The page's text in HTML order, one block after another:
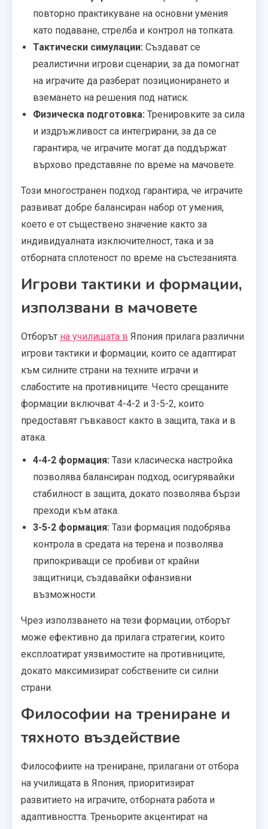
повторно практикуване на основни умения
като подаване, стрелба и контрол на топката.
Тактически симулации: Създават се
реалистични игрови сценарии, за да помогнат
на играчите да разберат позиционирането и
вземането на решения под натиск.
Физическа подготовка: Тренировките за сила
и издръжливост са интегрирани, за да се
гарантира, че играчите могат да поддържат
върхово представяне по време на мачовете.
Този многостранен подход гарантира, че играчите
развиват добре балансиран набор от умения,
което е от съществено значение както за
индивидуалната изключителност, така и за
отборната сплотеност по време на състезанията.
Игрови тактики и формации,
използвани в мачовете
Отборът на училищата в Япония прилага различни
игрови тактики и формации, които се адаптират
към силните страни на техните играчи и
слабостите на противниците. Често срещаните
формации включват 4-4-2 и 3-5-2, които
предоставят гъвкавост както в защита, така и в
атака.
4-4-2 формация: Тази класическа настройка
позволява балансиран подход, осигурявайки
стабилност в защита, докато позволява бързи
преходи към атака.
3-5-2 формация: Тази формация подобрява
контрола в средата на терена и позволява
припокриващи се пробиви от крайни
защитници, създавайки офанзивни
възможности.
Чрез използването на тези формации, отборът
може ефективно да прилага стратегии, които
експлоатират уязвимостите на противниците,
докато максимизират собствените си силни
страни.
Философии на трениране и
тяхното въздействие
Философиите на трениране, прилагани от отбора
на училищата в Япония, приоритизират
развитието на играчите, отборната работа и
адаптивността. Треньорите акцентират на